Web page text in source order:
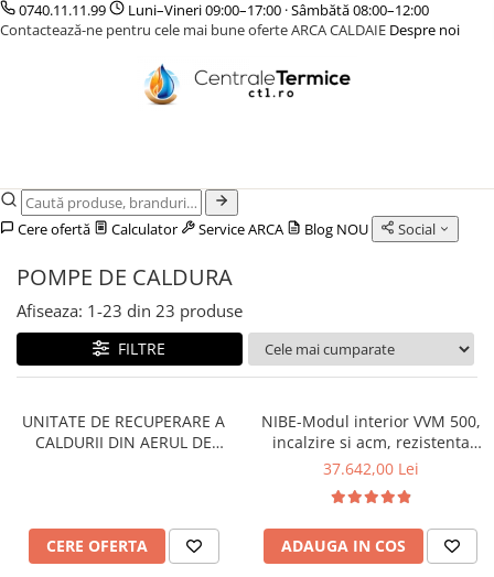
CENTRALE TERMICE
GAZ CONDENSATIE
CAZANE COMBUSTIBIL SOLID
CAZANE LEMNE CU GAZEIFICARE
ACCESORII PENTRU MONTAJ
POMPE DE CALDURA
POMPE DE CALDURA AER-APA
TERMOSTATE DE AMBIENT - AUTOMATIZARI
ELEMENTE SMART
CU FIR
PARDOSEALA
INCALZIRE IN PARDOSEALA
ACCESORII
IZOLATIE
AUTOMATIZARI
0740.11.11.99
Luni–Vineri 09:00–17:00 · Sâmbătă 08:00–12:00
Contactează-ne pentru cele mai bune oferte ARCA CALDAIE Despre noi
Cere ofertă Calculator Service ARCA Blog NOU Social
POMPE DE CALDURA
Afiseaza: 1-23 din 23 produse
FILTRE
UNITATE DE RECUPERARE A
CALDURII DIN AERUL DE
CERE OFERTA
NIBE-Modul interior VVM 500,
incalzire si acm, rezistenta
electrica
37.642,00 Lei
ADAUGA IN COS